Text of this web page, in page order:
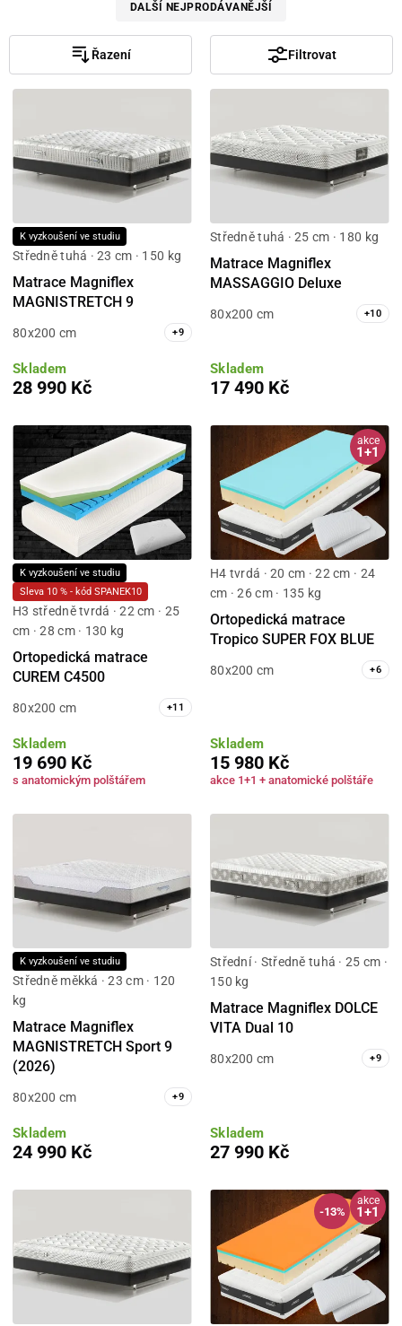
DALŠÍ NEJPRODÁVANĚJŠÍ
Řazení Filtrovat
K vyzkoušení ve studiu
Středně tuhá · 23 cm · 150 kg
Matrace Magniflex
MAGNISTRETCH 9
80x200 cm +9
Skladem
28 990 Kč
Středně tuhá · 25 cm · 180 kg
Matrace Magniflex
MASSAGGIO Deluxe
80x200 cm +10
Skladem
17 490 Kč
K vyzkoušení ve studiu
Sleva 10 % - kód SPANEK10
H3 středně tvrdá · 22 cm · 25
cm · 28 cm · 130 kg
Ortopedická matrace
CUREM C4500
80x200 cm +11
Skladem
19 690 Kč
s anatomickým polštářem
akce
1+1
H4 tvrdá · 20 cm · 22 cm · 24
cm · 26 cm · 135 kg
Ortopedická matrace
Tropico SUPER FOX BLUE
80x200 cm +6
Skladem
15 980 Kč
akce 1+1 + anatomické polštáře
K vyzkoušení ve studiu
Středně měkká · 23 cm · 120
kg
Matrace Magniflex
MAGNISTRETCH Sport 9
(2026)
80x200 cm +9
Skladem
24 990 Kč
Střední · Středně tuhá · 25 cm ·
150 kg
Matrace Magniflex DOLCE
VITA Dual 10
80x200 cm +9
Skladem
27 990 Kč
-13%
akce
1+1